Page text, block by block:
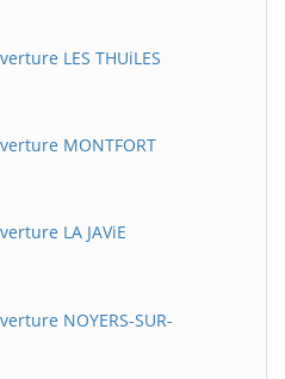
LES THUiLES
MONTFORT
LA JAViE
NOYERS-SUR-